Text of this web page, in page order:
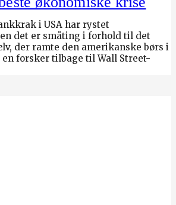
i USA har rystet
det er småting i forhold til det
der ramte den amerikanske børs i
en forsker tilbage til Wall Street-